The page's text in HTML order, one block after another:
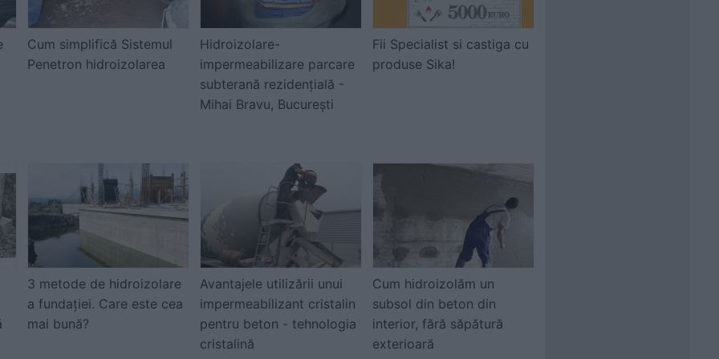
Cum simplifică Sistemul
Penetron hidroizolarea
Hidroizolare-
impermeabilizare parcare
subterană rezidențială -
Mihai Bravu, București
Fii Specialist si castiga cu
produse Sika!
3 metode de hidroizolare
a fundației. Care este cea
mai bună?
Avantajele utilizării unui
impermeabilizant cristalin
pentru beton - tehnologia
cristalină
Cum hidroizolăm un
subsol din beton din
interior, fără săpătură
exterioară